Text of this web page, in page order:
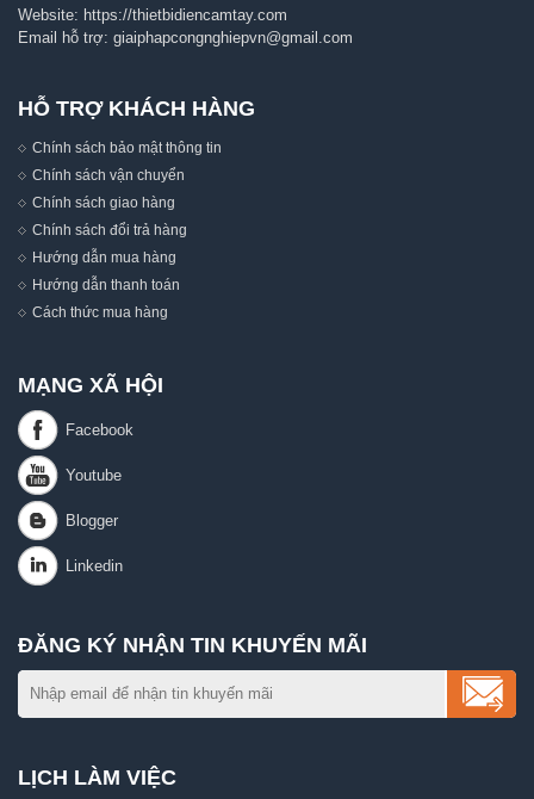
Website: https://thietbidiencamtay.com
Email hỗ trợ: giaiphapcongnghiepvn@gmail.com
HỖ TRỢ KHÁCH HÀNG
Chính sách bảo mật thông tin
Chính sách vận chuyển
Chính sách giao hàng
Chính sách đổi trả hàng
Hướng dẫn mua hàng
Hướng dẫn thanh toán
Cách thức mua hàng
MẠNG XÃ HỘI
ĐĂNG KÝ NHẬN TIN KHUYẾN MÃI
LỊCH LÀM VIỆC